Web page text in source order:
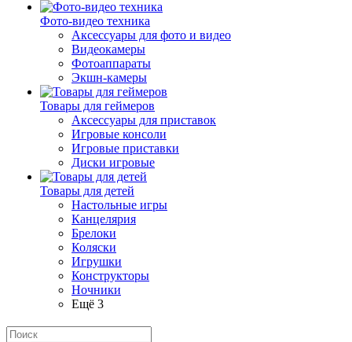
Фото-видео техника
Аксессуары для фото и видео
Видеокамеры
Фотоаппараты
Экшн-камеры
Товары для геймеров
Аксессуары для приставок
Игровые консоли
Игровые приставки
Диски игровые
Товары для детей
Настольные игры
Канцелярия
Брелоки
Коляски
Игрушки
Конструкторы
Ночники
Ещё 3